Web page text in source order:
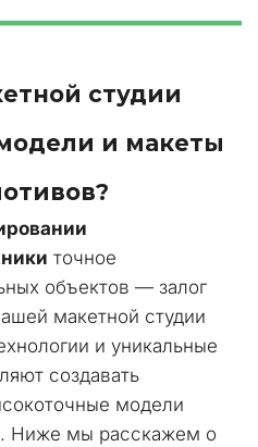
студии
и макеты
точное
объектов — залог
макетной студии
и уникальные
создавать
модели
Ниже мы расскажем о